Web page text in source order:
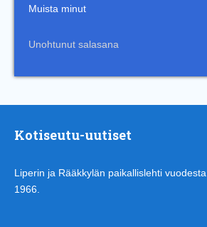
Muista minut
Unohtunut salasana
Kotiseutu-uutiset
Liperin ja Rääkkylän paikallislehti vuodesta
1966.